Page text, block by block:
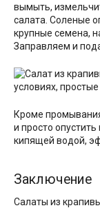
вымыть,
салата. Соленые
крупные семена,
Заправляем и
Кроме
и просто
кипящей водой,
Заключение
Салаты из